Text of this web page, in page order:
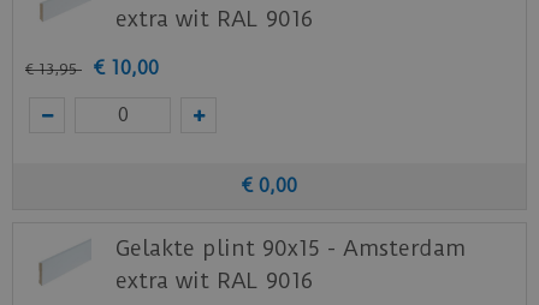
extra wit RAL 9016
€ 13,95 € 10,00
€ 0,00
Gelakte plint 90x15 - Amsterdam
extra wit RAL 9016